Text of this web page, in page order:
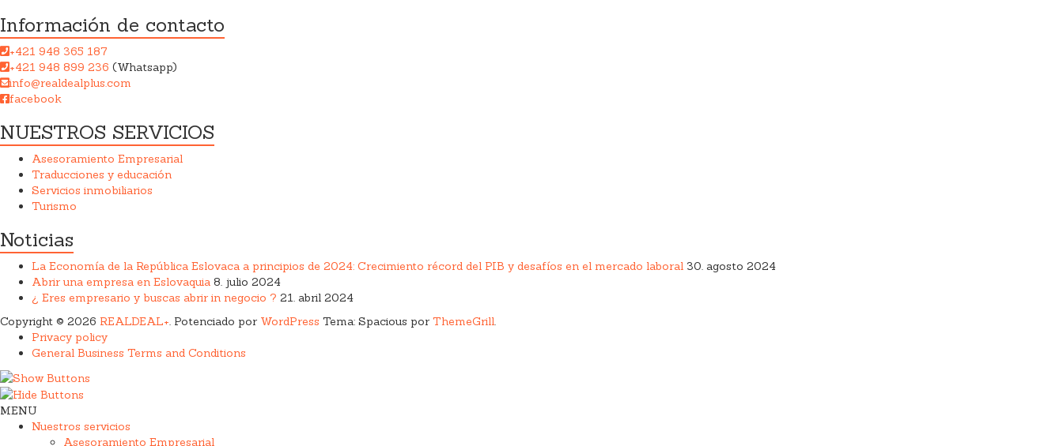
Información de contacto
+421 948 365 187
+421 948 899 236 (Whatsapp)
info@realdealplus.com
facebook
NUESTROS SERVICIOS
Asesoramiento Empresarial
Traducciones y educación
Servicios inmobiliarios
Turismo
Noticias
La Economía de la República Eslovaca a principios de 2024: Crecimiento récord del PIB y desafíos en el mercado laboral 30. agosto 2024
Abrir una empresa en Eslovaquia 8. julio 2024
¿ Eres empresario y buscas abrir in negocio ? 21. abril 2024
Copyright © 2026 REALDEAL+. Potenciado por WordPress Tema: Spacious por ThemeGrill.
Privacy policy
General Business Terms and Conditions
MENU
Nuestros servicios
Asesoramiento Empresarial